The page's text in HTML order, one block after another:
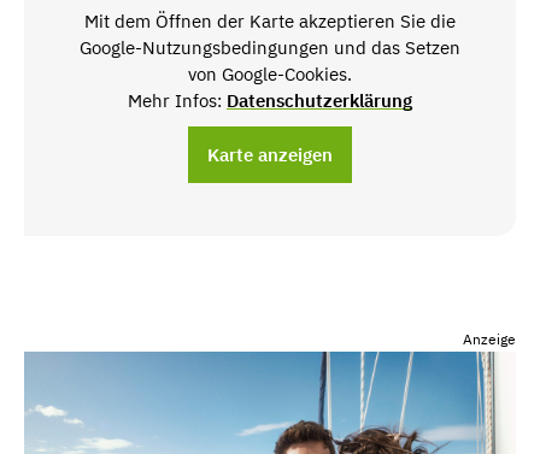
Mit dem Öffnen der Karte akzeptieren Sie die
Google-Nutzungsbedingungen und das Setzen
von Google-Cookies.
Mehr Infos: Datenschutzerklärung
Karte anzeigen
Anzeige